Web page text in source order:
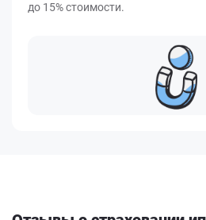
до 15% стоимости.